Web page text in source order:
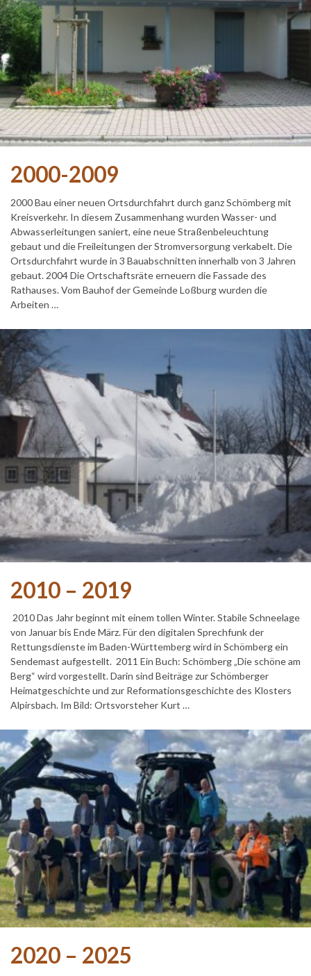
2000-2009
2000 Bau einer neuen Ortsdurchfahrt durch ganz Schömberg mit
Kreisverkehr. In diesem Zusammenhang wurden Wasser- und
Abwasserleitungen saniert, eine neue Straßenbeleuchtung
gebaut und die Freileitungen der Stromversorgung verkabelt. Die
Ortsdurchfahrt wurde in 3 Bauabschnitten innerhalb von 3 Jahren
gebaut. 2004 Die Ortschaftsräte erneuern die Fassade des
Rathauses. Vom Bauhof der Gemeinde Loßburg wurden die
Arbeiten …
2010 – 2019
2010 Das Jahr beginnt mit einem tollen Winter. Stabile Schneelage
von Januar bis Ende März. Für den digitalen Sprechfunk der
Rettungsdienste im Baden-Württemberg wird in Schömberg ein
Sendemast aufgestellt. 2011 Ein Buch: Schömberg „Die schöne am
Berg“ wird vorgestellt. Darin sind Beiträge zur Schömberger
Heimatgeschichte und zur Reformationsgeschichte des Klosters
Alpirsbach. Im Bild: Ortsvorsteher Kurt …
2020 – 2025